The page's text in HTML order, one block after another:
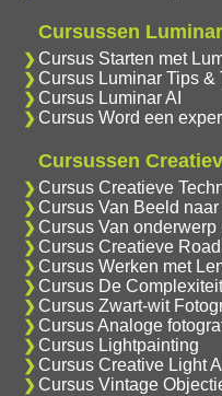
Cursussen Luminar
Cursus Starten met
Cursus Luminar Tips &
Cursus Luminar AI
Cursus Word een
Cursussen
Cursus Creatieve
Cursus Van Beeld
Cursus Van onderwerp
Cursus Creatieve
Cursus Werken met
Cursus De
Cursus Zwart-wit
Cursus Analoge
Cursus Lightpainting
Cursus Creative Light
Cursus Vintage